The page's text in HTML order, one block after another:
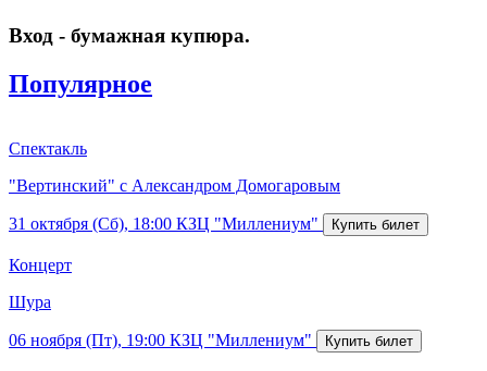
Вход - бумажная купюра.
Популярное
Спектакль
"Вертинский" с Александром Домогаровым
31 октября (Сб), 18:00 КЗЦ "Миллениум"
Концерт
Шура
06 ноября (Пт), 19:00 КЗЦ "Миллениум"